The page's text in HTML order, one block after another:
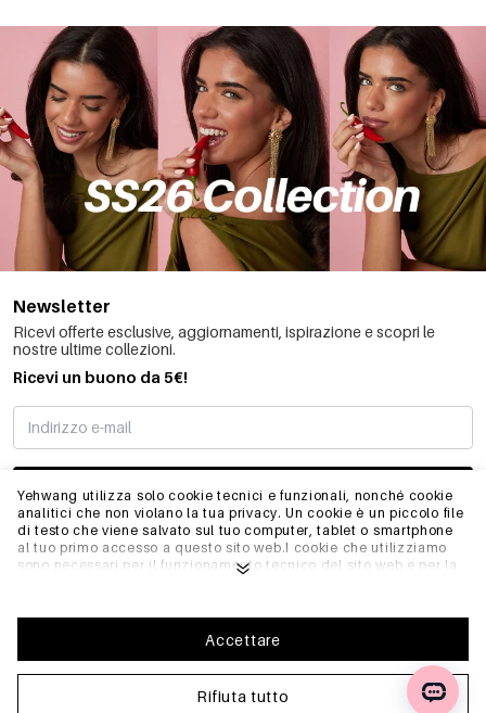
Yehwang utilizza solo cookie tecnici e funzionali, nonché cookie
analitici che non violano la tua privacy. Un cookie è un piccolo file
di testo che viene salvato sul tuo computer, tablet o smartphone
al tuo primo accesso a questo sito web.I cookie che utilizziamo
sono necessari per il funzionamento tecnico del sito web e per la
permettono anche di ottimizzare il nostro sito web.Per garantire
una buona esperienza di navigazione e acquisto su Yehwang, ti
Puoi disiscriverti dai cookie regolando le impostazioni del tuo
browser internet in modo che non memorizzi più i cookie. Puoi
anche rimuovere tutte le informazioni memorizzate in precedenza
Rifiuta tutto
Accettare
Newsletter
Ricevi offerte esclusive, aggiornamenti, ispirazione e scopri le
nostre ultime collezioni.
Ricevi un buono da 5€!
MI STO REGISTRANDO
INFO